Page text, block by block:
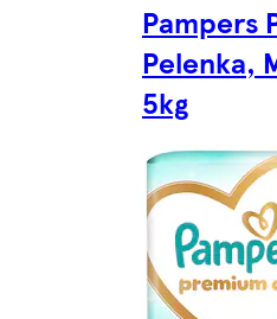
Pampers
Pelenka,
5kg